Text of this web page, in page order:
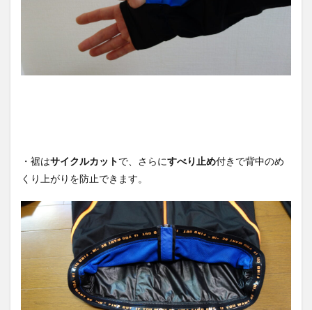
・裾はサイクルカットで、さらにすべり止め付きで背中のめ
くり上がりを防止できます。